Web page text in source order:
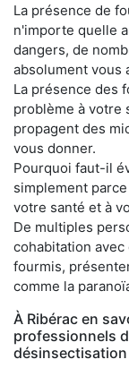
La présence de
n'importe quelle
dangers, de
absolument vous
La présence des
problème à votre
propagent des
vous donner.
Pourquoi faut-il
simplement
votre santé et à
De multiples
cohabitation
fourmis,
comme la
À Ribérac en
professionnels
désinsectisation